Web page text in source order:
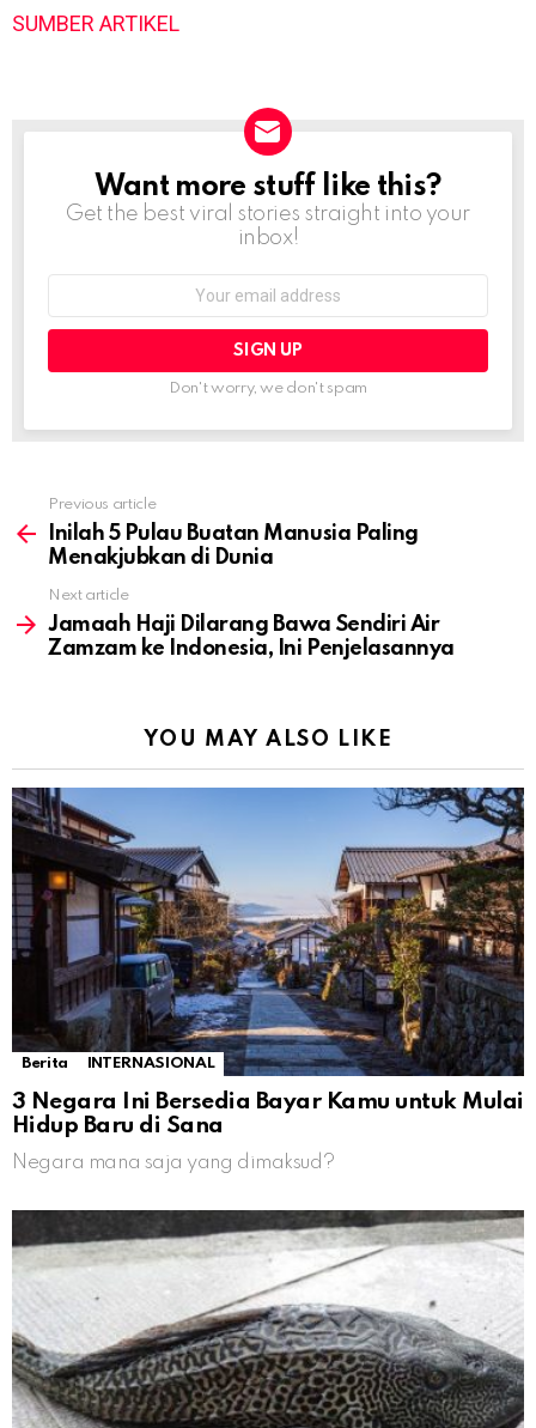
SUMBER ARTIKEL
NEWSLETTER
Want more stuff like this?
Get the best viral stories straight into your
inbox!
Don't worry, we don't spam
more
Previous article
Inilah 5 Pulau Buatan Manusia Paling
Menakjubkan di Dunia
Next article
Jamaah Haji Dilarang Bawa Sendiri Air
Zamzam ke Indonesia, Ini Penjelasannya
YOU MAY ALSO LIKE
Berita INTERNASIONAL
3 Negara Ini Bersedia Bayar Kamu untuk Mulai
Hidup Baru di Sana
Negara mana saja yang dimaksud?